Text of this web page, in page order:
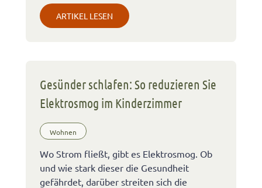
ARTIKEL LESEN
Gesünder schlafen: So reduzieren Sie
Elektrosmog im Kinderzimmer
Wohnen
Wo Strom fließt, gibt es Elektrosmog. Ob
und wie stark dieser die Gesundheit
gefährdet, darüber streiten sich die